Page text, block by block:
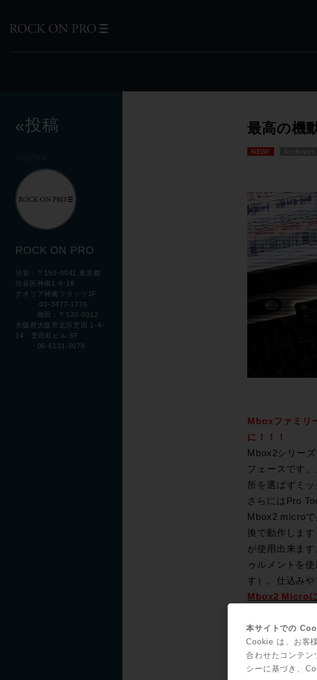
«投稿
ROCK ON PRO
渋谷：〒150-0041 東京都
渋谷区神南1-8-18
クオリア神南フラッツ1F
03-3477-1776
梅田：〒530-0012
大阪府大阪市北区芝田 1-4-
14 芝田町ビル 6F
06-6131-3078
最高の機
NEW!
Mboxファミリ
に！！！
Mbox2シリー
フェースです
所を選ばずミ
さらにはPro
Mbox2 micro
換で動作しま
が使用出来ま
ゥルメントを
す）。仕込み
Mbox2 Micro
お見積もり、
3744-1255）メ
営業担当：岡
本サイトでの
Cookie は、お客
合わせたコンテン
シーに基づき、